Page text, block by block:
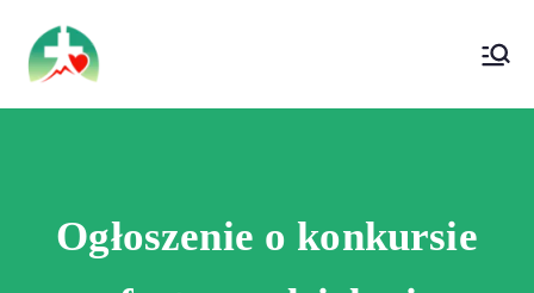
Wojewódzki Szpital Specjalistyczny im.
Św. Rafała w Czerwonej Górze
Ogłoszenie o konkursie